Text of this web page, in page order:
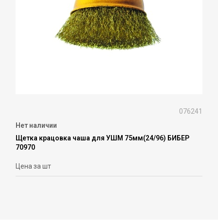
076241
Нет наличии
Щетка крацовка чаша для УШМ 75мм(24/96) БИБЕР
70970
Цена за шт